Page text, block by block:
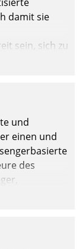
damit sie
sein, sich zu
sie an ihr
und
einen und
des
oder